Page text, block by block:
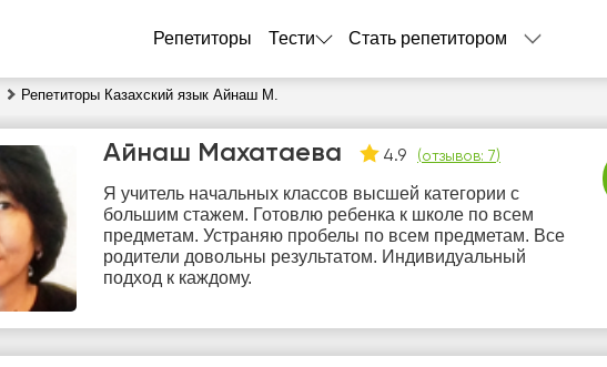
Репетиторы Тести Стать репетитором
Репетиторы Казахский язык Айнаш М.
Айнаш Махатаева 4.9 (отзывов: 7)
Я учитель начальных классов высшей категории с
большим стажем. Готовлю ребенка к школе по всем
предметам. Устраняю пробелы по всем предметам. Все
родители довольны результатом. Индивидуальный
подход к каждому.
пт
7
8
9
10
11